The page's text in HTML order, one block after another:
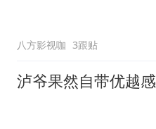
八方影视咖 3跟贴
泸爷果然自带优越感